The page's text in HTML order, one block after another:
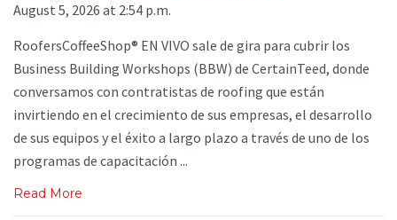
August 5, 2026 at 2:54 p.m.
RoofersCoffeeShop® EN VIVO sale de gira para cubrir los
Business Building Workshops (BBW) de CertainTeed, donde
conversamos con contratistas de roofing que están
invirtiendo en el crecimiento de sus empresas, el desarrollo
de sus equipos y el éxito a largo plazo a través de uno de los
programas de capacitación ...
Read More